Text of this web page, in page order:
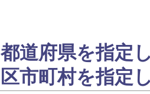
都道府県を指定
区市町村を指定